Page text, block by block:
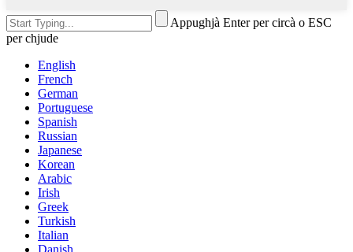
Appughjà Enter per circà o ESC
per chjude
English
French
German
Portuguese
Spanish
Russian
Japanese
Korean
Arabic
Irish
Greek
Turkish
Italian
Danish